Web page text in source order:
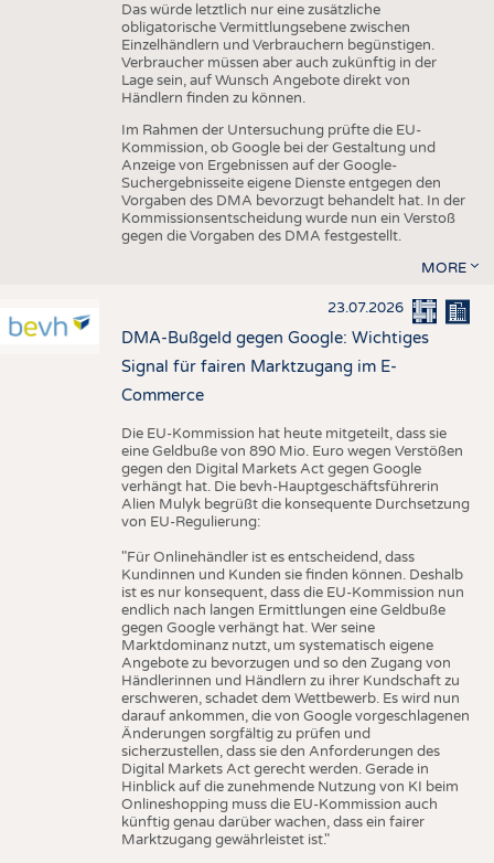
Das würde letztlich nur eine zusätzliche
obligatorische Vermittlungsebene zwischen
Einzelhändlern und Verbrauchern begünstigen.
Verbraucher müssen aber auch zukünftig in der
Lage sein, auf Wunsch Angebote direkt von
Händlern finden zu können.
Im Rahmen der Untersuchung prüfte die EU-
Kommission, ob Google bei der Gestaltung und
Anzeige von Ergebnissen auf der Google-
Suchergebnisseite eigene Dienste entgegen den
Vorgaben des DMA bevorzugt behandelt hat. In der
Kommissionsentscheidung wurde nun ein Verstoß
gegen die Vorgaben des DMA festgestellt.
MORE
23.07.2026
DMA-Bußgeld gegen Google: Wichtiges
Signal für fairen Marktzugang im E-
Commerce
Die EU-Kommission hat heute mitgeteilt, dass sie
eine Geldbuße von 890 Mio. Euro wegen Verstößen
gegen den Digital Markets Act gegen Google
verhängt hat. Die bevh-Hauptgeschäftsführerin
Alien Mulyk begrüßt die konsequente Durchsetzung
von EU-Regulierung:
"Für Onlinehändler ist es entscheidend, dass
Kundinnen und Kunden sie finden können. Deshalb
ist es nur konsequent, dass die EU-Kommission nun
endlich nach langen Ermittlungen eine Geldbuße
gegen Google verhängt hat. Wer seine
Marktdominanz nutzt, um systematisch eigene
Angebote zu bevorzugen und so den Zugang von
Händlerinnen und Händlern zu ihrer Kundschaft zu
erschweren, schadet dem Wettbewerb. Es wird nun
darauf ankommen, die von Google vorgeschlagenen
Änderungen sorgfältig zu prüfen und
sicherzustellen, dass sie den Anforderungen des
Digital Markets Act gerecht werden. Gerade in
Hinblick auf die zunehmende Nutzung von KI beim
Onlineshopping muss die EU-Kommission auch
künftig genau darüber wachen, dass ein fairer
Marktzugang gewährleistet ist."